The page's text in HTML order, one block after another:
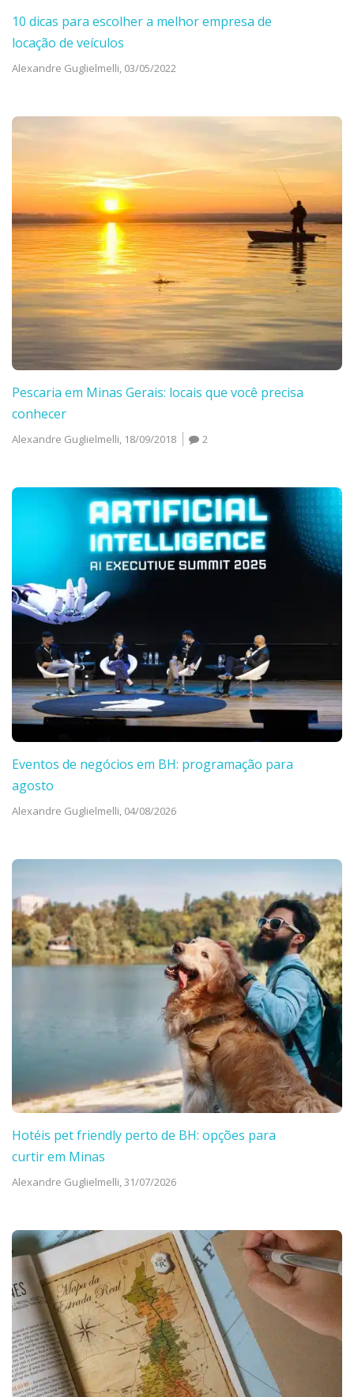
10 dicas para escolher a melhor empresa de
locação de veículos
Alexandre Guglielmelli, 03/05/2022
Pescaria em Minas Gerais: locais que você precisa
conhecer
Alexandre Guglielmelli, 18/09/2018 2
Eventos de negócios em BH: programação para
agosto
Alexandre Guglielmelli, 04/08/2026
Hotéis pet friendly perto de BH: opções para
curtir em Minas
Alexandre Guglielmelli,31/07/2026